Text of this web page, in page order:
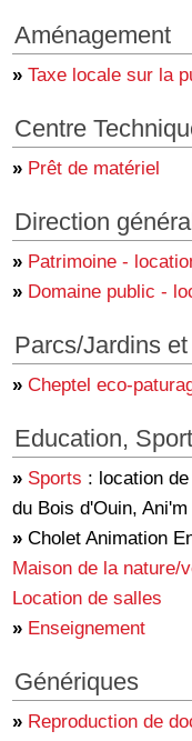
Aménagement
» Taxe locale sur la
Centre
» Prêt de matériel
Direction
» Patrimoine -
» Domaine public -
Parcs/Jardins
» Cheptel eco-
Education,
» Sports : location
du Bois d'Ouin,
» Cholet Animation
Maison de la nature/
Location de salles
» Enseignement
Génériques
» Reproduction de